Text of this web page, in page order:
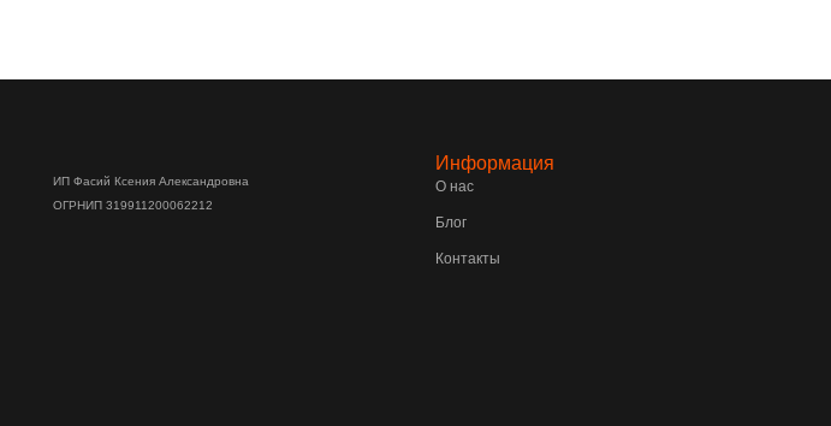
ИП Фасий Ксения Александровна
ОГРНИП 319911200062212
Информация
О нас
Блог
Контакты